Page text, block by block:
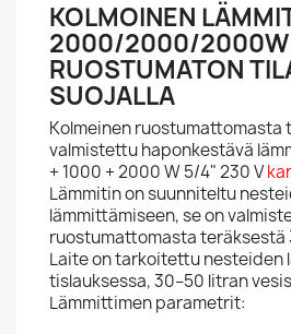
KOLMOINEN
2000/2000/
RUOSTUMATON
SUOJALLA
Kolmeinen ruostumattomasta
valmistettu haponkestävä
+ 1000 + 2000 W 5/4" 230 V
Lämmitin on suunniteltu
lämmittämiseen, se on
ruostumattomasta teräksestä
Laite on tarkoitettu nesteiden
tislauksessa, 30–50 litran
Lämmittimen parametrit: